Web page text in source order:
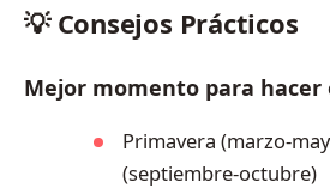
💡 Consejos Prácticos
Mejor momento para
Primavera (marzo-
(septiembre-octubre)